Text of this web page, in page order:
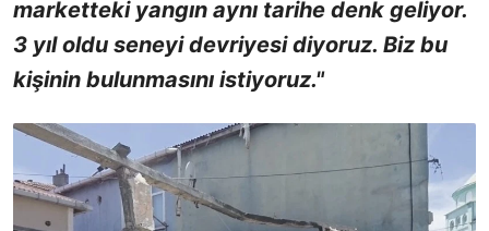
marketteki yangın aynı tarihe denk geliyor.
3 yıl oldu seneyi devriyesi diyoruz. Biz bu
kişinin bulunmasını istiyoruz."